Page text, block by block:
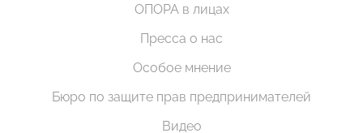
ОПОРА в лицах
Пресса о нас
Особое мнение
Бюро по защите прав предпринимателей
Видео